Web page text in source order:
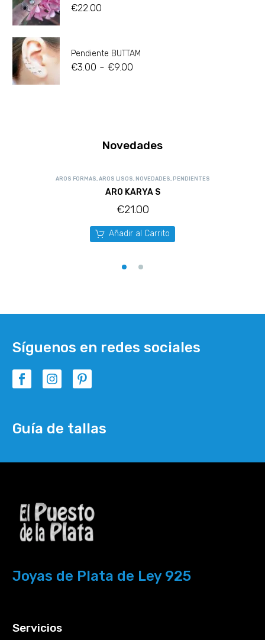
€22.00
Pendiente BUTTAM
€3.00 - €9.00
Novedades
AROS FORMAS AROS LISOS NOVEDADES PENDIENTES
ARO KARYA S
€21.00
Añadir al Carrito
Síguenos en redes sociales
Guía de tallas
Joyas de Plata de Ley 925
Servicios